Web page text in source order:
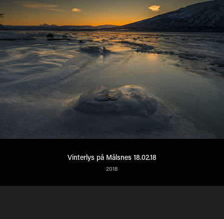
Vinterlys på Målsnes 18.02.18
2018